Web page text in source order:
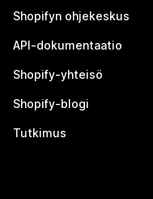
Shopifyn ohjekeskus
API-dokumentaatio
Shopify-yhteisö
Shopify-blogi
Tutkimus